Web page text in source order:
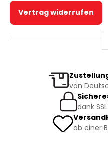
Vertrag widerrufen
von
dank
ab einer